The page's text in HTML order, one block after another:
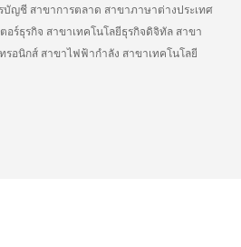
บัญชี สาขาการตลาด สาขาภาษาต่างประเทศ
ร์ธุรกิจ สาขาเทคโนโลยีธุรกิจดิจิทัล สาขา
รอนิกส์ สาขาไฟฟ้ากำลัง สาขาเทคโนโลยี